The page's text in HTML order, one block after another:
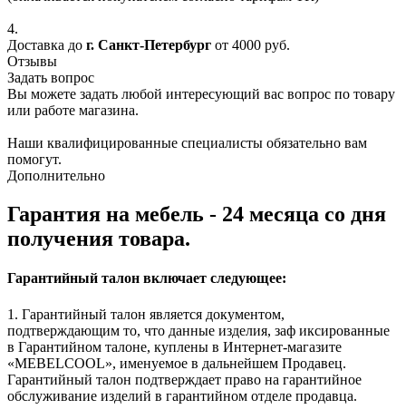
4.
Доставка до г. Санкт-Петербург от 4000 руб.
Отзывы
Задать вопрос
Вы можете задать любой интересующий вас вопрос по товару
или работе магазина.
Наши квалифицированные специалисты обязательно вам
помогут.
Дополнительно
Гарантия на мебель - 24 месяца со дня
получения товара.
Гарантийный талон включает следующее:
1. Гарантийный талон является документом,
подтверждающим то, что данные изделия, заф иксированные
в Гарантийном талоне, куплены в Интернет-магазите
«MEBELCOOL», именуемое в дальнейшем Продавец.
Гарантийный талон подтверждает право на гарантийное
обслуживание изделий в гарантийном отделе продавца.